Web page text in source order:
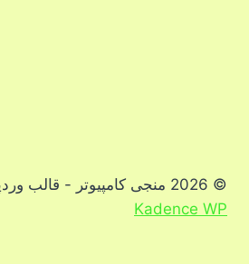
© 2026 منجی کامپیوتر - قالب وردپرس توسط
Kadence WP